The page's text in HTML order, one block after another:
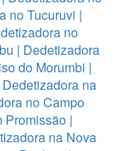
no Tucuruvi |
no
| Dedetizadora
do Morumbi |
Dedetizadora na
no Campo
Promissão |
na Nova